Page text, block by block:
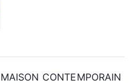
CONTEMPORAIN